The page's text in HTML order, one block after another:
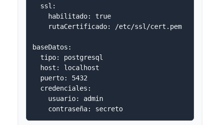
  ssl:
    habilitado: true
    rutaCertificado: /etc/ssl/cert.pem
baseDatos:
  tipo: postgresql
  host: localhost
  puerto: 5432
  credenciales:
    usuario: admin